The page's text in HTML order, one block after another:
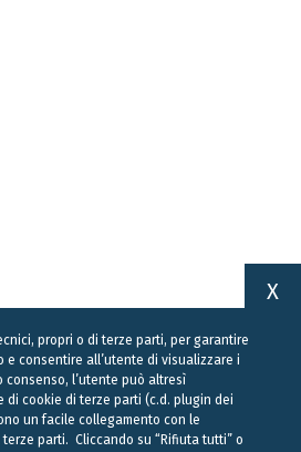
propri o di terze parti, per garantire
consentire all’utente di visualizzare i
l’utente può altresì
di cookie di terze parti (c.d. plugin dei
un facile collegamento con le
parti. Cliccando su “Rifiuta tutti” o
X